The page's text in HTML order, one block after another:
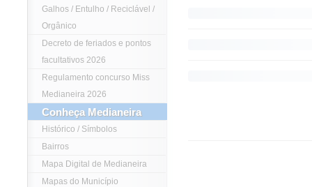
Galhos / Entulho / Reciclável /
Orgânico
Decreto de feriados e pontos
facultativos 2026
Regulamento concurso Miss
Medianeira 2026
Conheça Medianeira
Histórico / Símbolos
Bairros
Mapa Digital de Medianeira
Mapas do Município